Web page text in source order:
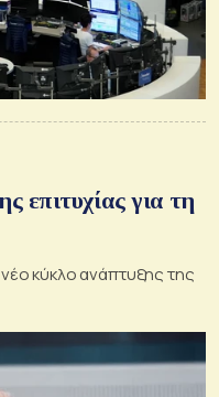
επιτυχίας για τη
κύκλο ανάπτυξης της